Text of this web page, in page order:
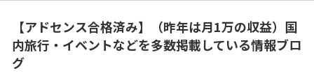
【アドセンス合格済み】（昨年は月1万の収益）国
内旅行・イベントなどを多数掲載している情報ブロ
グ